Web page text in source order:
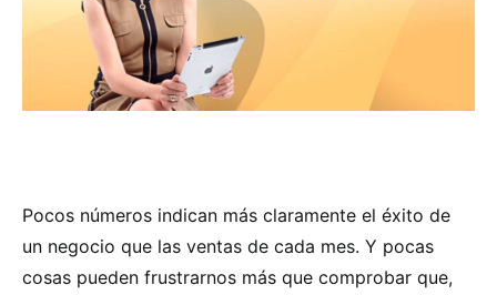
Pocos números indican más claramente el éxito de
un negocio que las ventas de cada mes. Y pocas
cosas pueden frustrarnos más que comprobar que,